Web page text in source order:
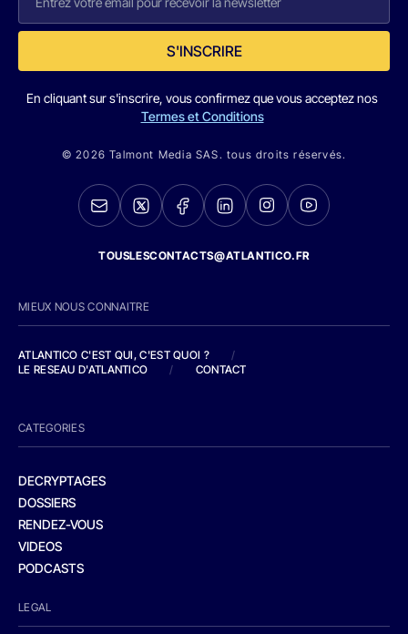
S'INSCRIRE
En cliquant sur s'inscrire, vous confirmez que vous acceptez nos
Termes et Conditions
© 2026 Talmont Media SAS. tous droits réservés.
TOUSLESCONTACTS@ATLANTICO.FR
MIEUX NOUS CONNAITRE
ATLANTICO C'EST QUI, C'EST QUOI ?
/
LE RESEAU D'ATLANTICO
/ CONTACT
CATEGORIES
DECRYPTAGES
DOSSIERS
RENDEZ-VOUS
VIDEOS
PODCASTS
LEGAL